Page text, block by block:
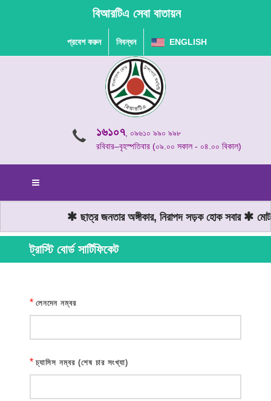
বিআরটিএ সেবা বাতায়ন
প্রবেশ করুন নিবন্ধন ENGLISH
১৬১০৭, ০৯৬১০ ৯৯০ ৯৯৮
রবিবার–বৃহস্পতিবার (০৯.০০ সকাল - ০৪.০০ বিকাল)
ছাত্র জনতার অঙ্গীকার, নিরাপদ সড়ক হোক সবার
ট্রাস্টি বোর্ড সার্টিফিকেট
* লেনদেন নম্বর
* চ্যাসিস নম্বর (শেষ চার সংখ্যা)